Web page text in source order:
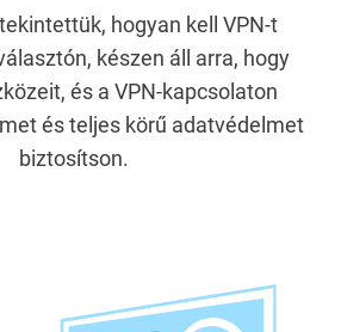
hogyan kell VPN-t
készen áll arra, hogy
és a VPN-kapcsolaton
és teljes körű adatvédelmet
biztosítson.